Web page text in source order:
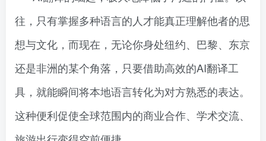
往，只有掌握多种语言的人才能真正理解他者的思
想与文化，而现在，无论你身处纽约、巴黎、东京
还是非洲的某个角落，只要借助高效的AI翻译工
具，就能瞬间将本地语言转化为对方熟悉的表达。
这种便利促使全球范围内的商业合作、学术交流、